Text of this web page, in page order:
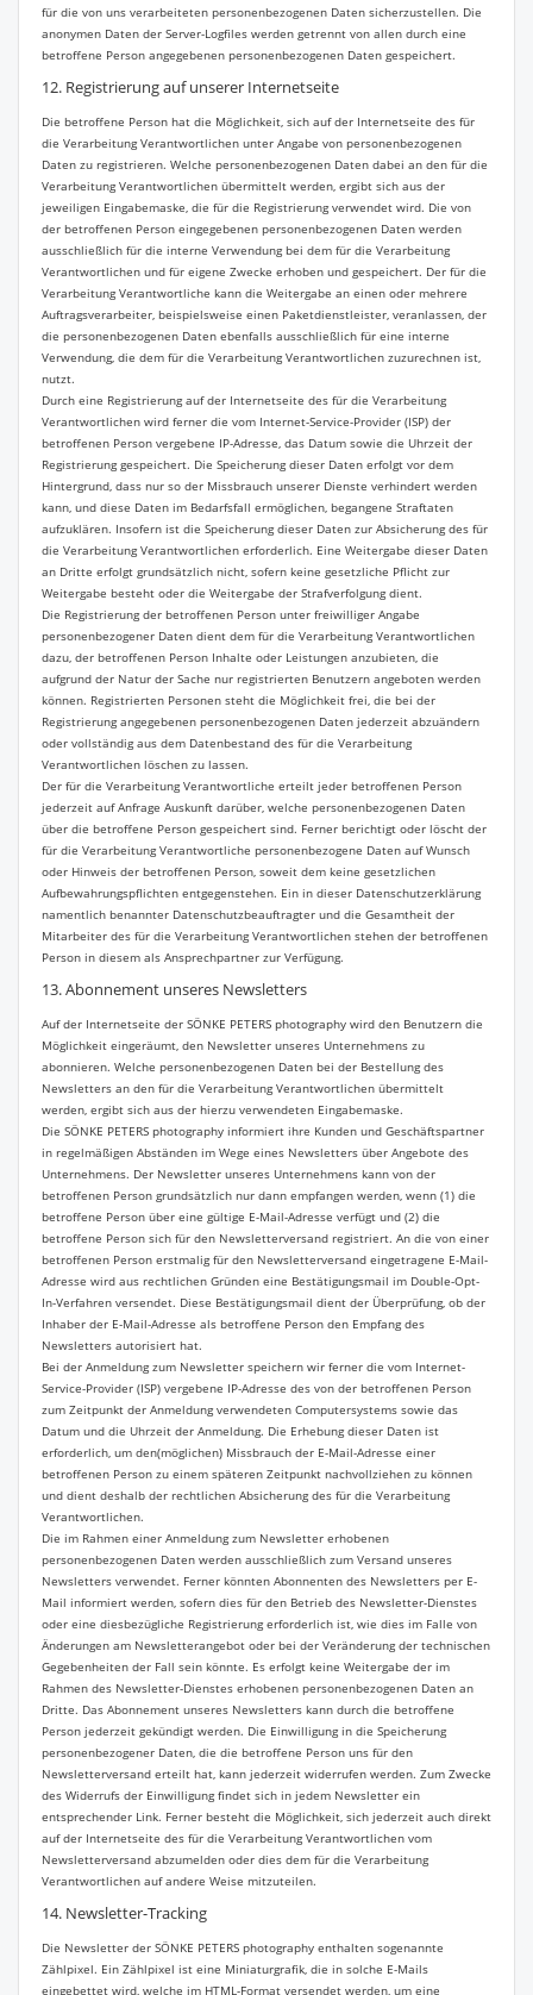
für die von uns verarbeiteten personenbezogenen Daten sicherzustellen. Die
anonymen Daten der Server-Logfiles werden getrennt von allen durch eine
betroffene Person angegebenen personenbezogenen Daten gespeichert.
12. Registrierung auf unserer Internetseite
Die betroffene Person hat die Möglichkeit, sich auf der Internetseite des für
die Verarbeitung Verantwortlichen unter Angabe von personenbezogenen
Daten zu registrieren. Welche personenbezogenen Daten dabei an den für die
Verarbeitung Verantwortlichen übermittelt werden, ergibt sich aus der
jeweiligen Eingabemaske, die für die Registrierung verwendet wird. Die von
der betroffenen Person eingegebenen personenbezogenen Daten werden
ausschließlich für die interne Verwendung bei dem für die Verarbeitung
Verantwortlichen und für eigene Zwecke erhoben und gespeichert. Der für die
Verarbeitung Verantwortliche kann die Weitergabe an einen oder mehrere
Auftragsverarbeiter, beispielsweise einen Paketdienstleister, veranlassen, der
die personenbezogenen Daten ebenfalls ausschließlich für eine interne
Verwendung, die dem für die Verarbeitung Verantwortlichen zuzurechnen ist,
nutzt.
Durch eine Registrierung auf der Internetseite des für die Verarbeitung
Verantwortlichen wird ferner die vom Internet-Service-Provider (ISP) der
betroffenen Person vergebene IP-Adresse, das Datum sowie die Uhrzeit der
Registrierung gespeichert. Die Speicherung dieser Daten erfolgt vor dem
Hintergrund, dass nur so der Missbrauch unserer Dienste verhindert werden
kann, und diese Daten im Bedarfsfall ermöglichen, begangene Straftaten
aufzuklären. Insofern ist die Speicherung dieser Daten zur Absicherung des für
die Verarbeitung Verantwortlichen erforderlich. Eine Weitergabe dieser Daten
an Dritte erfolgt grundsätzlich nicht, sofern keine gesetzliche Pflicht zur
Weitergabe besteht oder die Weitergabe der Strafverfolgung dient.
Die Registrierung der betroffenen Person unter freiwilliger Angabe
personenbezogener Daten dient dem für die Verarbeitung Verantwortlichen
dazu, der betroffenen Person Inhalte oder Leistungen anzubieten, die
aufgrund der Natur der Sache nur registrierten Benutzern angeboten werden
können. Registrierten Personen steht die Möglichkeit frei, die bei der
Registrierung angegebenen personenbezogenen Daten jederzeit abzuändern
oder vollständig aus dem Datenbestand des für die Verarbeitung
Verantwortlichen löschen zu lassen.
Der für die Verarbeitung Verantwortliche erteilt jeder betroffenen Person
jederzeit auf Anfrage Auskunft darüber, welche personenbezogenen Daten
über die betroffene Person gespeichert sind. Ferner berichtigt oder löscht der
für die Verarbeitung Verantwortliche personenbezogene Daten auf Wunsch
oder Hinweis der betroffenen Person, soweit dem keine gesetzlichen
Aufbewahrungspflichten entgegenstehen. Ein in dieser Datenschutzerklärung
namentlich benannter Datenschutzbeauftragter und die Gesamtheit der
Mitarbeiter des für die Verarbeitung Verantwortlichen stehen der betroffenen
Person in diesem als Ansprechpartner zur Verfügung.
13. Abonnement unseres Newsletters
Auf der Internetseite der SÖNKE PETERS photography wird den Benutzern die
Möglichkeit eingeräumt, den Newsletter unseres Unternehmens zu
abonnieren. Welche personenbezogenen Daten bei der Bestellung des
Newsletters an den für die Verarbeitung Verantwortlichen übermittelt
werden, ergibt sich aus der hierzu verwendeten Eingabemaske.
Die SÖNKE PETERS photography informiert ihre Kunden und Geschäftspartner
in regelmäßigen Abständen im Wege eines Newsletters über Angebote des
Unternehmens. Der Newsletter unseres Unternehmens kann von der
betroffenen Person grundsätzlich nur dann empfangen werden, wenn (1) die
betroffene Person über eine gültige E-Mail-Adresse verfügt und (2) die
betroffene Person sich für den Newsletterversand registriert. An die von einer
betroffenen Person erstmalig für den Newsletterversand eingetragene E-Mail-
Adresse wird aus rechtlichen Gründen eine Bestätigungsmail im Double-Opt-
In-Verfahren versendet. Diese Bestätigungsmail dient der Überprüfung, ob der
Inhaber der E-Mail-Adresse als betroffene Person den Empfang des
Newsletters autorisiert hat.
Bei der Anmeldung zum Newsletter speichern wir ferner die vom Internet-
Service-Provider (ISP) vergebene IP-Adresse des von der betroffenen Person
zum Zeitpunkt der Anmeldung verwendeten Computersystems sowie das
Datum und die Uhrzeit der Anmeldung. Die Erhebung dieser Daten ist
erforderlich, um den(möglichen) Missbrauch der E-Mail-Adresse einer
betroffenen Person zu einem späteren Zeitpunkt nachvollziehen zu können
und dient deshalb der rechtlichen Absicherung des für die Verarbeitung
Verantwortlichen.
Die im Rahmen einer Anmeldung zum Newsletter erhobenen
personenbezogenen Daten werden ausschließlich zum Versand unseres
Newsletters verwendet. Ferner könnten Abonnenten des Newsletters per E-
Mail informiert werden, sofern dies für den Betrieb des Newsletter-Dienstes
oder eine diesbezügliche Registrierung erforderlich ist, wie dies im Falle von
Änderungen am Newsletterangebot oder bei der Veränderung der technischen
Gegebenheiten der Fall sein könnte. Es erfolgt keine Weitergabe der im
Rahmen des Newsletter-Dienstes erhobenen personenbezogenen Daten an
Dritte. Das Abonnement unseres Newsletters kann durch die betroffene
Person jederzeit gekündigt werden. Die Einwilligung in die Speicherung
personenbezogener Daten, die die betroffene Person uns für den
Newsletterversand erteilt hat, kann jederzeit widerrufen werden. Zum Zwecke
des Widerrufs der Einwilligung findet sich in jedem Newsletter ein
entsprechender Link. Ferner besteht die Möglichkeit, sich jederzeit auch direkt
auf der Internetseite des für die Verarbeitung Verantwortlichen vom
Newsletterversand abzumelden oder dies dem für die Verarbeitung
Verantwortlichen auf andere Weise mitzuteilen.
14. Newsletter-Tracking
Die Newsletter der SÖNKE PETERS photography enthalten sogenannte
Zählpixel. Ein Zählpixel ist eine Miniaturgrafik, die in solche E-Mails
eingebettet wird, welche im HTML-Format versendet werden, um eine